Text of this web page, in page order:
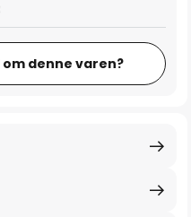
denne varen?